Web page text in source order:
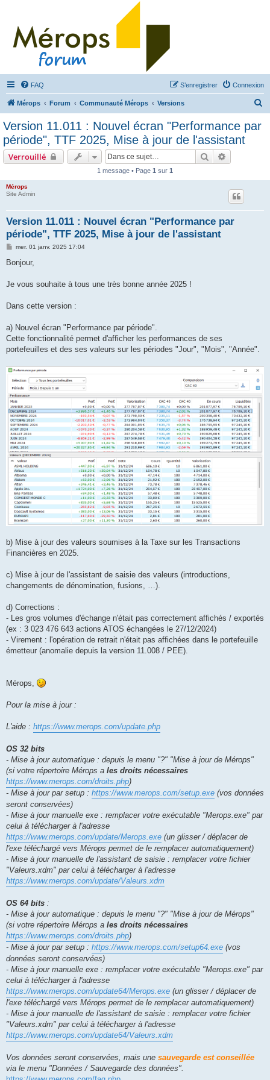
FAQ Connexion
S’enregistrer
Mérops Forum Communauté Mérops Versions
Version 11.011 : Nouvel écran "Performance par
période", TTF 2025, Mise à jour de l'assistant
Verrouillé Rechercher
1 message • Page 1 sur 1
Mérops
Site Admin
Version 11.011 : Nouvel écran "Performance par
période", TTF 2025, Mise à jour de l'assistant
M
s
g
mer. 01 janv. 2025 17:04
Bonjour,
Je vous souhaite à tous une très bonne année 2025 !
Dans cette version :
a) Nouvel écran "Performance par période".
Cette fonctionnalité permet d'afficher les performances de ses
portefeuilles et des ses valeurs sur les périodes "Jour", "Mois", "Année".
b) Mise à jour des valeurs soumises à la Taxe sur les Transactions
Financières en 2025.
c) Mise à jour de l'assistant de saisie des valeurs (introductions,
changements de dénomination, fusions, …).
d) Corrections :
- Les gros volumes d'échange n'était pas correctement affichés / exportés
(ex : 3 023 476 643 actions ATOS échangées le 27/12/2024)
- Virement : l'opération de retrait n'était pas affichées dans le portefeuille
émetteur (anomalie depuis la version 11.008 / PEE).
Mérops,
Pour la mise à jour :
L'aide : https://www.merops.com/update.php
OS 32 bits
- Mise à jour automatique : depuis le menu "?" "Mise à jour de Mérops"
(si votre répertoire Mérops a les droits nécessaires
https://www.merops.com/droits.php)
- Mise à jour par setup : https://www.merops.com/setup.exe (vos données
seront conservées)
- Mise à jour manuelle exe : remplacer votre exécutable "Merops.exe" par
celui à télécharger à l'adresse
https://www.merops.com/update/Merops.exe (un glisser / déplacer de
l'exe téléchargé vers Mérops permet de le remplacer automatiquement)
- Mise à jour manuelle de l'assistant de saisie : remplacer votre fichier
"Valeurs.xdm" par celui à télécharger à l'adresse
https://www.merops.com/update/Valeurs.xdm
OS 64 bits :
- Mise à jour automatique : depuis le menu "?" "Mise à jour de Mérops"
(si votre répertoire Mérops a les droits nécessaires
https://www.merops.com/droits.php)
- Mise à jour par setup : https://www.merops.com/setup64.exe (vos
données seront conservées)
- Mise à jour manuelle exe : remplacer votre exécutable "Merops.exe" par
celui à télécharger à l'adresse
https://www.merops.com/update64/Merops.exe (un glisser / déplacer de
l'exe téléchargé vers Mérops permet de le remplacer automatiquement)
- Mise à jour manuelle de l'assistant de saisie : remplacer votre fichier
"Valeurs.xdm" par celui à télécharger à l'adresse
https://www.merops.com/update64/Valeurs.xdm
Vos données seront conservées, mais une sauvegarde est conseillée
via le menu "Données / Sauvegarde des données".